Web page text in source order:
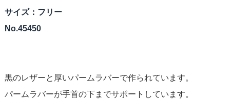
サイズ：フリー
No.45450
黒のレザーと厚いパームラバーで作られています。
パームラバーが手首の下までサポートしています。